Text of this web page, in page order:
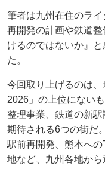
筆者は九州在住のライ
再開発の計画や鉄道
けるのではないか』
た。
今回取り上げるのは
2026」の上位にない
整理事業、鉄道の新
期待される6つの街だ
駅前再開発、熊本へ
地など、九州各地から